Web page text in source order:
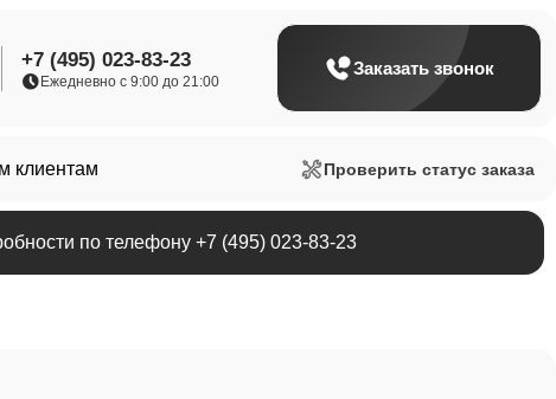
+7 (495) 023-83-23
Ежедневно с 9:00 до 21:00
Заказать звонок
клиентам Проверить статус заказа
по телефону +7 (495) 023-83-23